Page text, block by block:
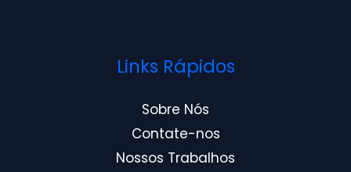
Links Rápidos
Sobre Nós
Contate-nos
Nossos Trabalhos